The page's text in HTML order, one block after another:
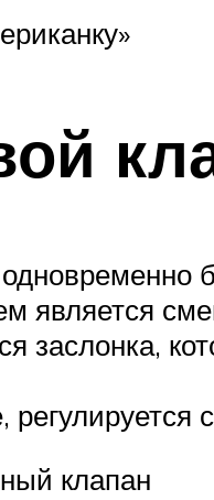
является
заслонка,
клапан